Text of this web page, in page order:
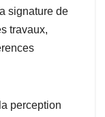
signature de
travaux,
perception